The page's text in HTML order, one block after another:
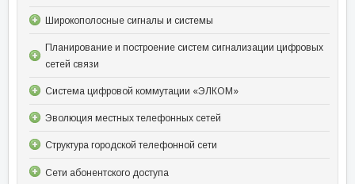
Широкополосные сигналы и системы
Планирование и построение систем сигнализации цифровых
сетей связи
Система цифровой коммутации «ЭЛКОМ»
Эволюция местных телефонных сетей
Структура городской телефонной сети
Сети абонентского доступа